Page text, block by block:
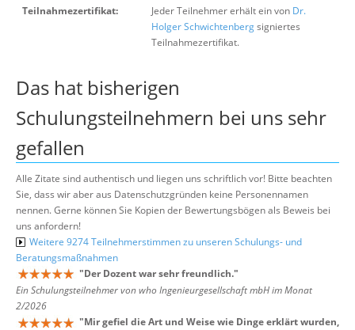
Teilnahmezertifikat: Jeder Teilnehmer erhält ein von Dr.
Holger Schwichtenbergsigniertes
Teilnahmezertifikat.
Das hat bisherigen
Schulungsteilnehmern bei uns sehr
gefallen
Alle Zitate sind authentisch und liegen uns schriftlich vor! Bitte beachten
Sie, dass wir aber aus Datenschutzgründen keine Personennamen
nennen. Gerne können Sie Kopien der Bewertungsbögen als Beweis bei
uns anfordern!
Weitere 9274 Teilnehmerstimmen zu unseren Schulungs- und
Beratungsmaßnahmen
"Der Dozent war sehr freundlich."
Ein Schulungsteilnehmer von who Ingenieurgesellschaft mbH im Monat
2/2026
"Mir gefiel die Art und Weise wie Dinge erklärt wurden,